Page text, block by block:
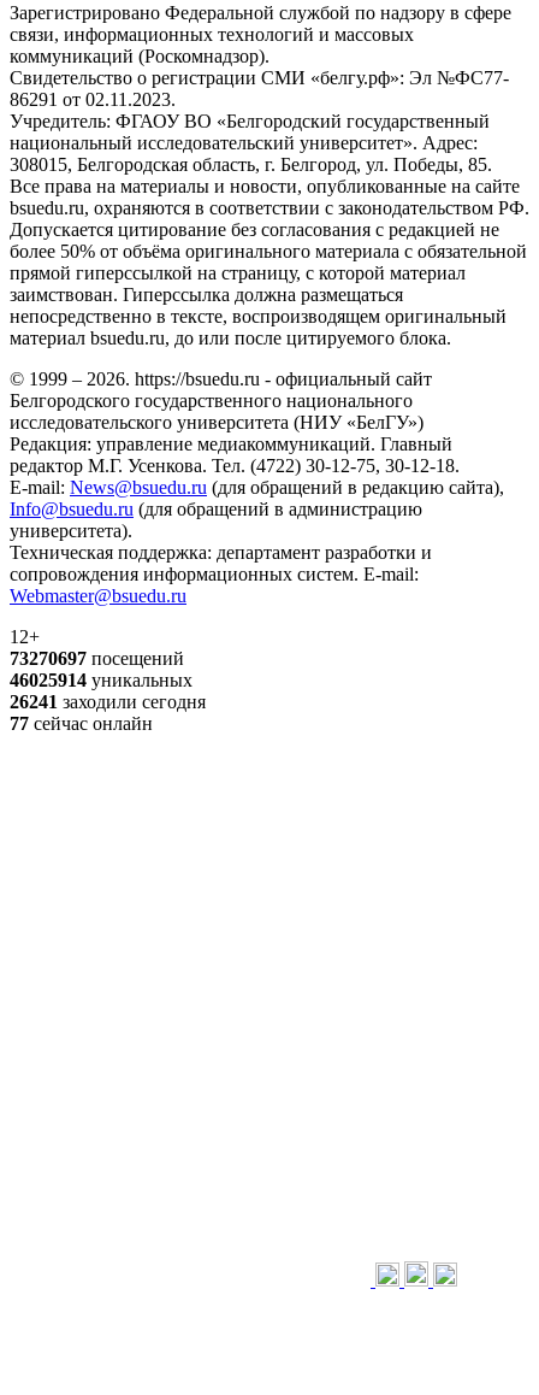
Зарегистрировано Федеральной службой по надзору в сфере
связи, информационных технологий и массовых
коммуникаций (Роскомнадзор).
Свидетельство о регистрации СМИ «белгу.рф»: Эл №ФС77-
86291 от 02.11.2023.
Учредитель: ФГАОУ ВО «Белгородский государственный
национальный исследовательский университет». Адрес:
308015, Белгородская область, г. Белгород, ул. Победы, 85.
Все права на материалы и новости, опубликованные на сайте
bsuedu.ru, охраняются в соответствии с законодательством РФ.
Допускается цитирование без согласования с редакцией не
более 50% от объёма оригинального материала с обязательной
прямой гиперссылкой на страницу, с которой материал
заимствован. Гиперссылка должна размещаться
непосредственно в тексте, воспроизводящем оригинальный
материал bsuedu.ru, до или после цитируемого блока.
© 1999 – 2026. https://bsuedu.ru - официальный сайт
Белгородского государственного национального
исследовательского университета (НИУ «БелГУ»)
Редакция: управление медиакоммуникаций. Главный
редактор М.Г. Усенкова. Тел. (4722) 30-12-75, 30-12-18.
E-mail: News@bsuedu.ru (для обращений в редакцию сайта),
Info@bsuedu.ru (для обращений в администрацию
университета).
Техническая поддержка: департамент разработки и
сопровождения информационных систем. E-mail:
Webmaster@bsuedu.ru
12+
73270697 посещений
46025914 уникальных
26241 заходили сегодня
77 сейчас онлайн